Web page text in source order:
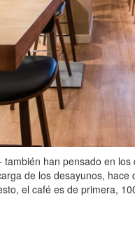
han pensado en
de los desayunos,
el café es de primera,